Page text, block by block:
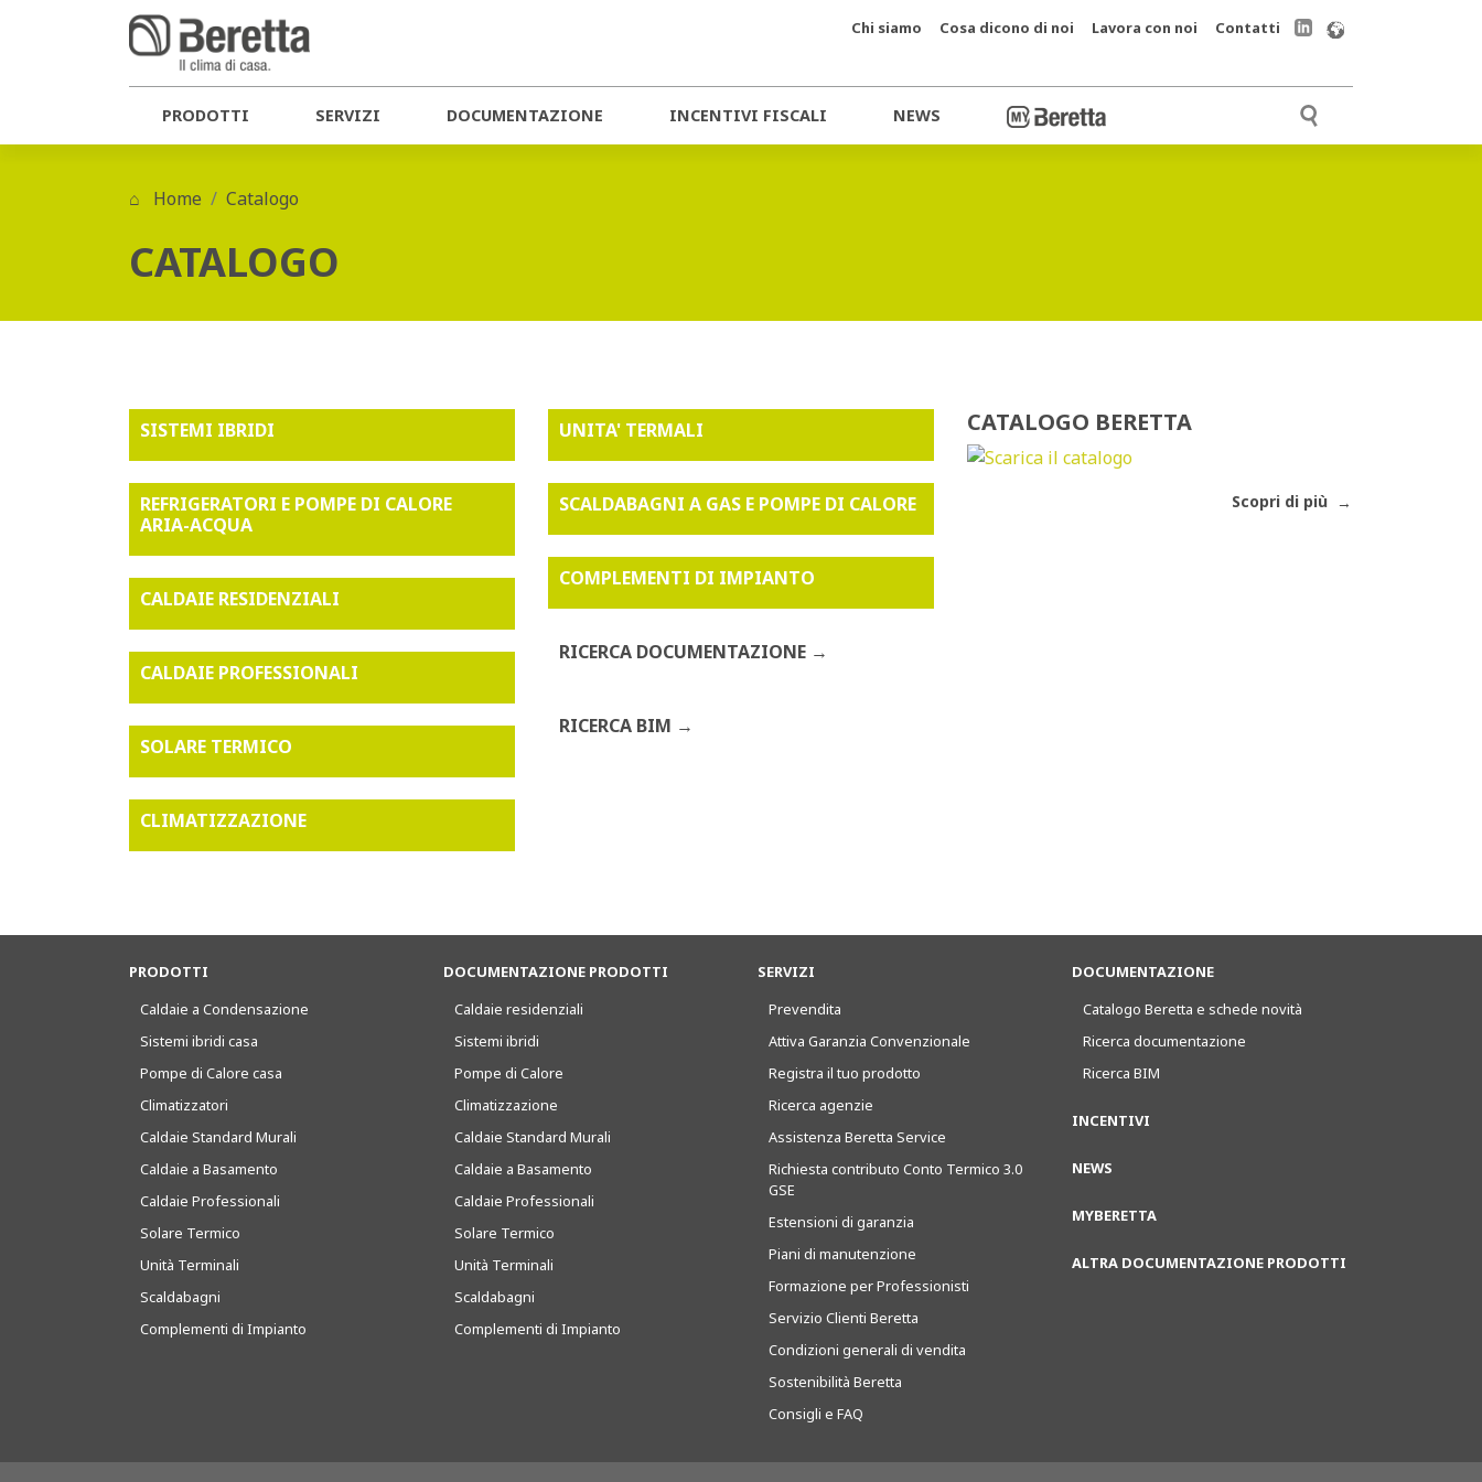
PRODOTTI SERVIZI DOCUMENTAZIONE INCENTIVI FISCALI NEWS
Chi siamo Cosa dicono di noi Lavora con noi Contatti
Home Catalogo
CATALOGO
SISTEMI IBRIDI
REFRIGERATORI E POMPE DI CALORE
ARIA-ACQUA
CALDAIE RESIDENZIALI
CALDAIE PROFESSIONALI
SOLARE TERMICO
CLIMATIZZAZIONE
UNITA' TERMALI
SCALDABAGNI A GAS E POMPE DI CALORE
COMPLEMENTI DI IMPIANTO
RICERCA DOCUMENTAZIONE
RICERCA BIM
CATALOGO BERETTA
Scopri di più
PRODOTTI
Caldaie a Condensazione
Sistemi ibridi casa
Pompe di Calore casa
Climatizzatori
Caldaie Standard Murali
Caldaie a Basamento
Caldaie Professionali
Solare Termico
Unità Terminali
Scaldabagni
Complementi di Impianto
DOCUMENTAZIONE PRODOTTI
Caldaie residenziali
Sistemi ibridi
Pompe di Calore
Climatizzazione
Caldaie Standard Murali
Caldaie a Basamento
Caldaie Professionali
Solare Termico
Unità Terminali
Scaldabagni
Complementi di Impianto
SERVIZI
Prevendita
Attiva Garanzia Convenzionale
Registra il tuo prodotto
Ricerca agenzie
Assistenza Beretta Service
Richiesta contributo Conto Termico 3.0
GSE
Estensioni di garanzia
Piani di manutenzione
Formazione per Professionisti
Servizio Clienti Beretta
Condizioni generali di vendita
Sostenibilità Beretta
Consigli e FAQ
DOCUMENTAZIONE
Catalogo Beretta e schede novità
Ricerca documentazione
Ricerca BIM
INCENTIVI
NEWS
MYBERETTA
ALTRA DOCUMENTAZIONE PRODOTTI